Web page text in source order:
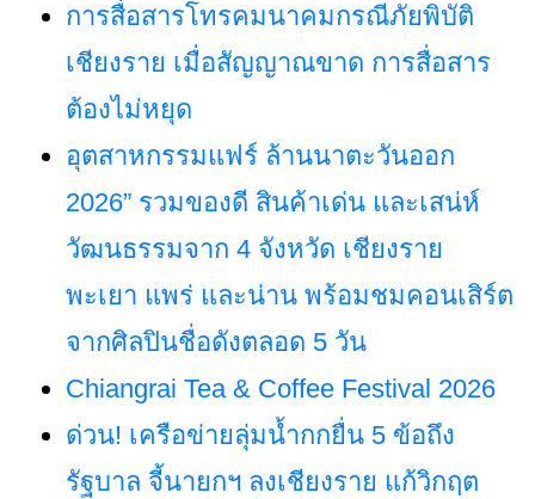
การสื่อสารโทรคมนาคมกรณีภัยพิบัติ
เชียงราย เมื่อสัญญาณขาด การสื่อสาร
ต้องไม่หยุด
อุตสาหกรรมแฟร์ ล้านนาตะวันออก
2026” รวมของดี สินค้าเด่น และเสน่ห์
วัฒนธรรมจาก 4 จังหวัด เชียงราย
พะเยา แพร่ และน่าน พร้อมชมคอนเสิร์ต
จากศิลปินชื่อดังตลอด 5 วัน
Chiangrai Tea & Coffee Festival 2026
ด่วน! เครือข่ายลุ่มน้ำกกยื่น 5 ข้อถึง
รัฐบาล จี้นายกฯ ลงเชียงราย แก้วิกฤต